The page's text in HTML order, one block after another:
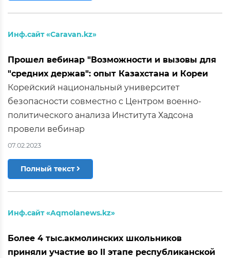
Инф.сайт «Caravan.kz»
Прошел вебинар "Возможности и вызовы для
"средних держав": опыт Казахстана и Кореи
Корейский национальный университет
безопасности совместно с Центром военно-
политического анализа Института Хадсона
провели вебинар
07.02.2023
Полный текст
Инф.сайт «Aqmolanews.kz»
Более 4 тыс.акмолинских школьников
приняли участие во ІІ этапе республиканской